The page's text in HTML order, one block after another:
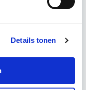
Details tonen